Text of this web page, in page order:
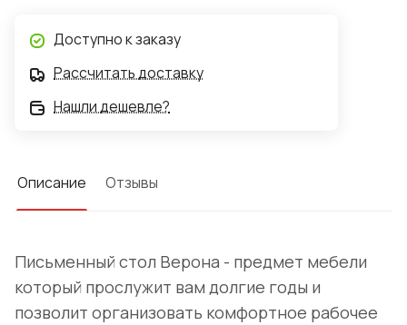
Доступно к заказу
Рассчитать доставку
Нашли дешевле?
Описание Отзывы
Письменный стол Верона - предмет мебели
который прослужит вам долгие годы и
позволит организовать комфортное рабочее